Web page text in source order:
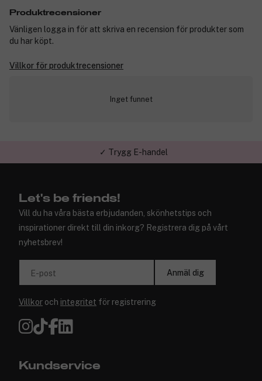
Produktrecensioner
Vänligen logga in för att skriva en recension för produkter som
du har köpt.
Villkor för produktrecensioner
Inget funnet
✓ Trygg E-handel
Let's be friends!
Vill du ha våra bästa erbjudanden, skönhetstips och
inspirationer direkt till din inkorg? Registrera dig på vårt
nyhetsbrev!
E-post Anmäl dig
Villkor och integritet för registrering
Kundservice